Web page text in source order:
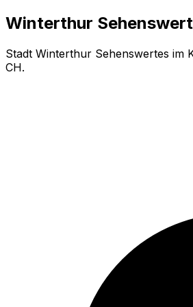
Winterthur
Stadt Winterthur Sehenswertes im
CH.